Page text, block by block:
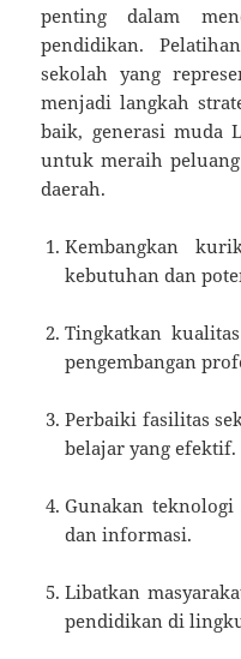
penting dalam
pendidikan.
sekolah yang
menjadi langkah
baik, generasi muda
untuk meraih
daerah.
Kembangkan
kebutuhan dan
Tingkatkan
pengembangan
Perbaiki fasilitas
belajar yang efektif.
Gunakan teknologi
dan informasi.
Libatkan
pendidikan di